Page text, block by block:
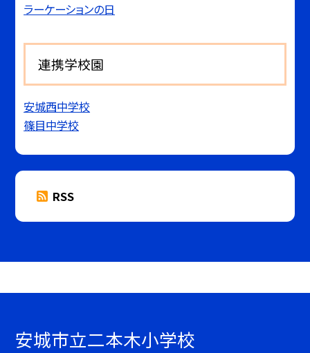
ラーケーションの日
連携学校園
安城西中学校
篠目中学校
RSS
安城市立二本木小学校